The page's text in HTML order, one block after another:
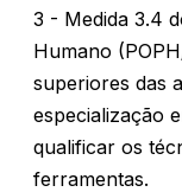
3 - Medida 3.4
Humano
superiores das
especialização
qualificar os
ferramentas.